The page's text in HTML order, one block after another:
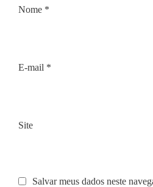
Nome *
E-mail *
Site
Salvar meus dados neste